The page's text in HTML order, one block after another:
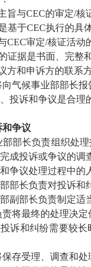
旨与CEC的审定/核
基于CEC执行的具
CEC审定/核证活动
证据是书面、完整
方和申诉方的联系
气候事业部部长报
投诉和争议是合
争议
部部长负责组织处
成投诉或争议的调
争议处理过程中
部长负责对投诉
副部长负责制定
责将最终的处理决定
诉和纠纷需要较
保存受理、调查和处